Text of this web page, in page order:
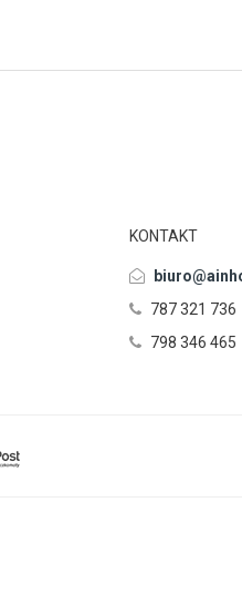
KONTAKT
787 321 736
798 346 465